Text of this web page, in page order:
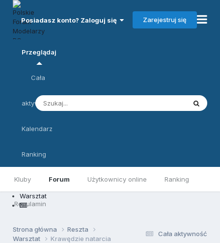
Posiadasz konto? Zaloguj się Zarejestruj się
Przeglądaj
Kluby Forum Użytkownicy online Ranking
Regulamin
Cała
aktywność
Kalendarz
Ranking
Warsztat
Cała aktywność
Strona główna
Reszta
Warsztat
Krawędzie natarcia